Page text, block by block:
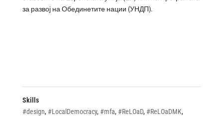
за развој на Обединетите нации (УНДП).
Skills
#design, #LocalDemocracy, #mfa, #ReLOaD, #ReLOaDMK,